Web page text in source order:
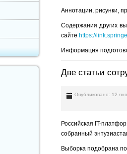
Аннотации, рисунки,
Содержания других
сайте https://
Информация
Две статьи
Опубликовано: 12
Российская IT-
собранный
Выборка подобрана